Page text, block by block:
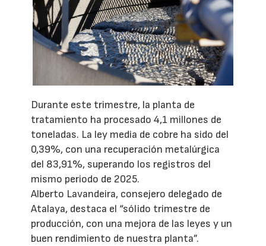
Durante este trimestre, la planta de
tratamiento ha procesado 4,1 millones de
toneladas. La ley media de cobre ha sido del
0,39%, con una recuperación metalúrgica
del 83,91%, superando los registros del
mismo periodo de 2025.
Alberto Lavandeira, consejero delegado de
Atalaya, destaca el “sólido trimestre de
producción, con una mejora de las leyes y un
buen rendimiento de nuestra planta”.